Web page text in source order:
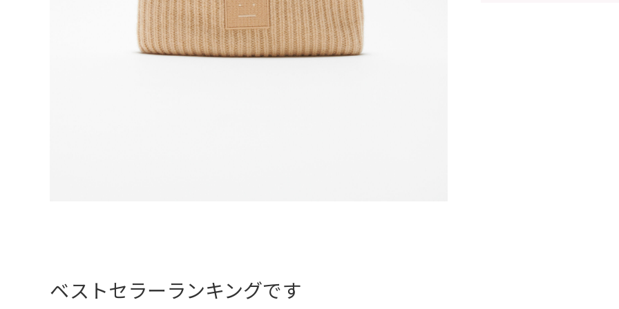
ベストセラーランキングです